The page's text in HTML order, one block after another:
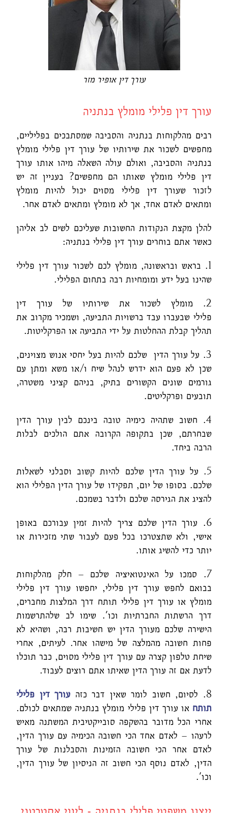
עורך דין אופיר מזר
עורך דין פלילי מומלץ בנתניה
רבים מהלקוחות בנתניה והסביבה שמסתבכים בפליליים,
מחפשים לשכור את שירותיו של עורך דין פלילי מומלץ
בנתניה והסביבה, ואולם עולה השאלה מיהו אותו עורך
דין פלילי מומלץ שאותו הם מחפשים? בעניין זה יש
לזכור שעורך דין פלילי מסוים יכול להיות מומלץ
ומתאים לאדם אחד, אך לא מומלץ ומתאים לאדם אחר.
להלן מקצת הנקודות החשובות שעליכם לשים לב אליהן
כאשר אתם בוחרים עורך דין פלילי בנתניה:
1. בראש ובראשונה, מומלץ לכם לשכור עורך דין פלילי
שהינו בעל ידע ומומחיות רבה בתחום הפלילי.
2. מומלץ לשכור את שירותיו של עורך דין
פלילי שבעברו עבד ברשויות התביעה, ושמכיר מקרוב את
תהליך קבלת ההחלטות על ידי התביעה או הפרקליטות.
3. על עורך הדין שלכם להיות בעל יחסי אנוש מצוינים,
שכן לא פעם הוא ידרש לנהל שיח ו/או משא ומתן עם
גורמים שונים הקשורים בתיק, בניהם קציני משטרה,
תובעים ופרקליטים.
4. חשוב שתהיה כימיה טובה בינכם לבין עורך הדין
שבחרתם, שכן בתקופה הקרובה אתם הולכים לבלות
הרבה ביחד.
5. על עורך הדין שלכם להיות קשוב וסבלני לשאלות
שלכם. בסופו של יום, תפקידו של עורך הדין הפלילי הוא
להציג את הגירסה שלכם ולדבר בשמכם.
6. עורך הדין שלכם צריך להיות זמין עבורכם באופן
אישי, ולא שתצטרכו בכל פעם לעבור שתי מזכירות או
יותר כדי להשיג אותו.
7. סמכו על האינטואיציה שלכם – חלק מהלקוחות
בבואם לחפש עורך דין פלילי, יחפשו עורך דין פלילי
מומלץ או עורך דין פלילי תותח דרך המלצות מחברים,
דרך הרשתות החברתיות וכו'. שימו לב שלהתרשמות
הישירה שלכם מעורך הדין יש חשיבות רבה, ושהיא לא
פחות חשובה מהמלצה של מישהו אחר. לעיתים, אחרי
שיחת טלפון קצרה עם עורך דין פלילי מסוים, כבר תוכלו
לדעת אם זה עורך הדין שאיתו אתם רוצים לעבוד.
8. לסיום, חשוב לומר שאין דבר כזה
עורך דין פלילי
תותח או עורך דין פלילי מומלץ בנתניה שמתאים לכולם.
אחרי הכל מדובר בהשקפה סובייקטיבית המשתנה מאיש
לרעהו – לאדם אחד הכי חשובה הכימיה עם עורך הדין,
לאדם אחר הכי חשובה הזמינות והסבלנות של עורך
הדין, לאדם נוסף הכי חשוב זה הניסיון של עורך הדין,
וכו'.